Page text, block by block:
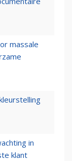
massale
in
klant